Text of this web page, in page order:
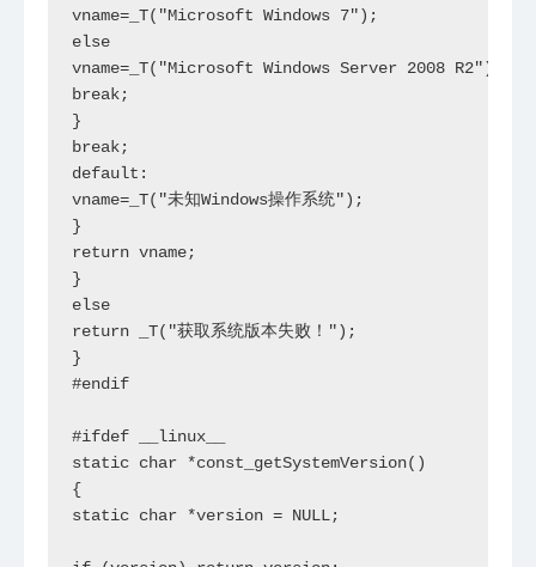
vname=_T("Microsoft Windows 7");
else
vname=_T("Microsoft Windows Server 2008 R2");
break;
}
break;
default:
vname=_T("未知Windows操作系统");
}
return vname;
}
else
return _T("获取系统版本失败！");
}
#endif
#ifdef __linux__
static char *const_getSystemVersion()
{
static char *version = NULL;